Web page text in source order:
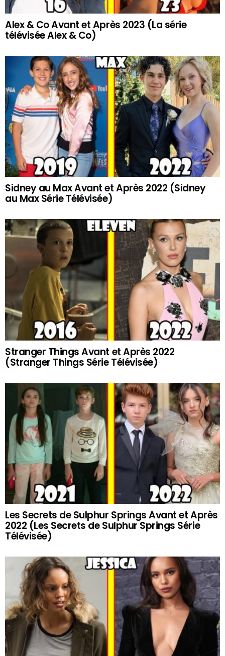
Alex & Co Avant et Après 2023 (La série
télévisée Alex & Co)
Sidney au Max Avant et Après 2022 (Sidney
au Max Série Télévisée)
Stranger Things Avant et Après 2022
(Stranger Things Série Télévisée)
Les Secrets de Sulphur Springs Avant et Après
2022 (Les Secrets de Sulphur Springs Série
Télévisée)